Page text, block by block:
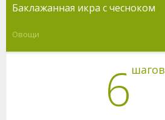
Баклажанная икра с чесноком
Овощи
6 шагов